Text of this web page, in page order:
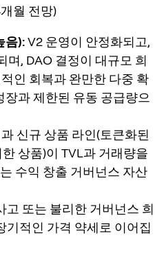
월 전망)
음):V2 운영이 안정화되고,
며, DAO 결정이 대규모 희
인 회복과 완만한 다중 확
장과 제한된 유동 공급량으
신규 상품 라인(토큰화된
상품)이 TVL과 거래량을
수익 창출 거버넌스 자산
고 또는 불리한 거버넌스 희
기적인 가격 약세로 이어집